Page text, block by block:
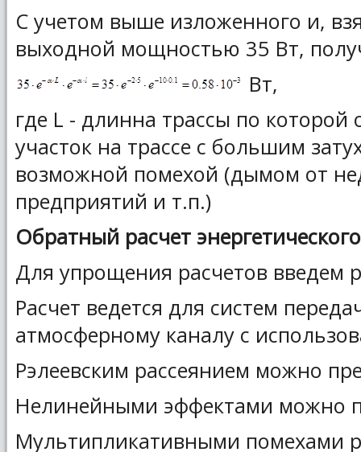
С учетом выше изложенного и,
выходной мощностью 35 Вт,
Вт,
где L - длинна трассы по которой
участок на трассе с большим
возможной помехой (дымом от
предприятий и т.п.)
Обратный расчет
Для упрощения расчетов введем
Расчет ведется для систем
атмосферному каналу с
Рэлеевским рассеянием можно
Нелинейными эффектами можно
Мультипликативными помехами